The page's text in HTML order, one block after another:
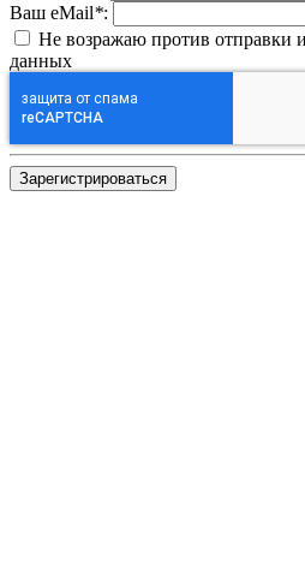
Ваш eMail*:
Не возражаю против отправки
данных